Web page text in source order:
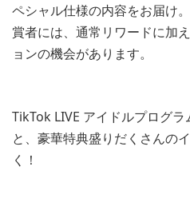
ペシャル仕様の内容をお届け
賞者には、通常リワードに加
ョンの機会があります。
TikTok LIVE アイドルプログ
と、豪華特典盛りだくさんの
く！